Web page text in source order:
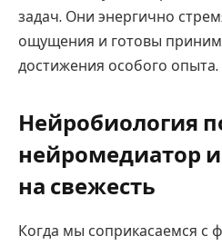
задач. Они энергично
ощущения и готовы
достижения особого опыта.
Нейробиология
нейромедиатор
на свежесть
Когда мы соприкасаемся с